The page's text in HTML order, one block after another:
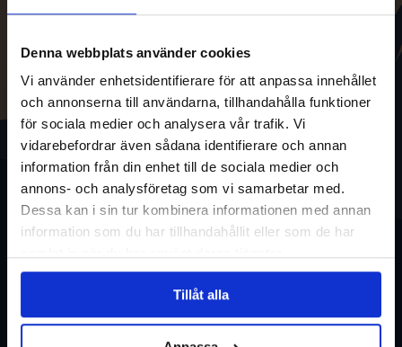
Denna webbplats använder cookies
Vi använder enhetsidentifierare för att anpassa innehållet
och annonserna till användarna, tillhandahålla funktioner
för sociala medier och analysera vår trafik. Vi
vidarebefordrar även sådana identifierare och annan
information från din enhet till de sociala medier och
annons- och analysföretag som vi samarbetar med.
Dessa kan i sin tur kombinera informationen med annan
information som du har tillhandahållit eller som de har
Tillåt alla
Restyper
Boka och res tryggt med